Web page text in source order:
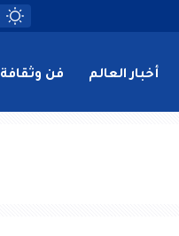
أخبار العالم فن وثقافة